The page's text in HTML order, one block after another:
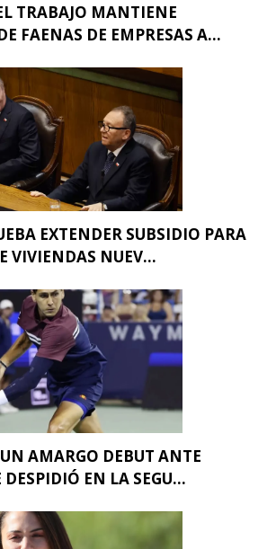
TRABAJO MANTIENE
FAENAS DE EMPRESAS A...
EXTENDER SUBSIDIO PARA
VIVIENDAS NUEV...
AMARGO DEBUT ANTE
DESPIDIÓ EN LA SEGU...